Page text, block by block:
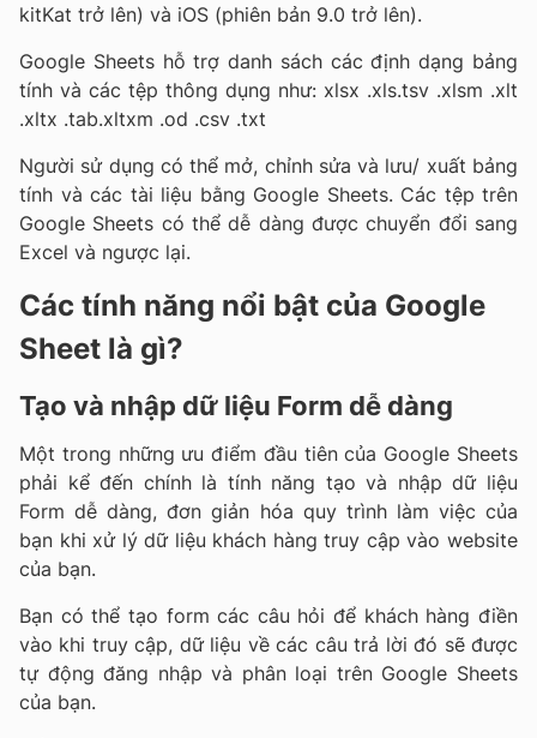
kitKat trở lên) và iOS (phiên bản 9.0 trở lên).
Google Sheets hỗ trợ danh sách các định dạng bảng
tính và các tệp thông dụng như: xlsx .xls.tsv .xlsm .xlt
.xltx .tab.xltxm .od .csv .txt
Người sử dụng có thể mở, chỉnh sửa và lưu/ xuất bảng
tính và các tài liệu bằng Google Sheets. Các tệp trên
Google Sheets có thể dễ dàng được chuyển đổi sang
Excel và ngược lại.
Các tính năng nổi bật của Google
Sheet là gì?
Tạo và nhập dữ liệu Form dễ dàng
Một trong những ưu điểm đầu tiên của Google Sheets
phải kể đến chính là tính năng tạo và nhập dữ liệu
Form dễ dàng, đơn giản hóa quy trình làm việc của
bạn khi xử lý dữ liệu khách hàng truy cập vào website
của bạn.
Bạn có thể tạo form các câu hỏi để khách hàng điền
vào khi truy cập, dữ liệu về các câu trả lời đó sẽ được
tự động đăng nhập và phân loại trên Google Sheets
của bạn.